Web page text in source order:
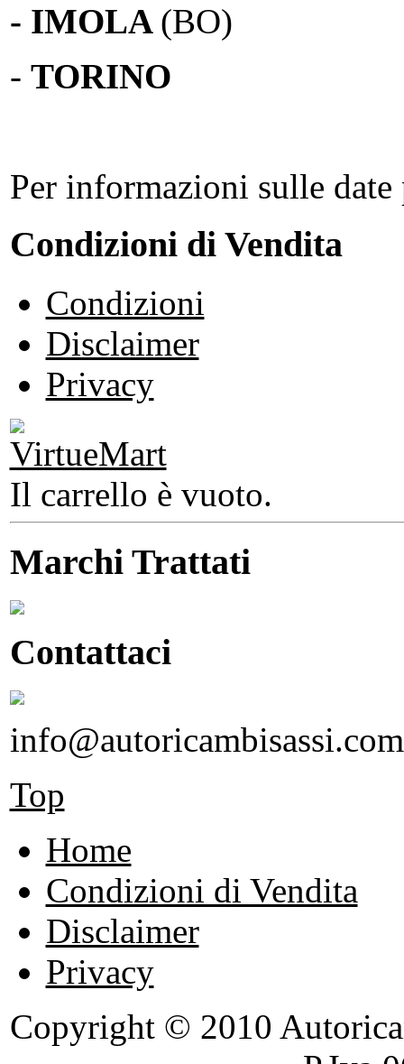
- IMOLA (BO)
- TORINO
Per informazioni sulle
Condizioni di Vendita
Condizioni
Disclaimer
Privacy
Il carrello è vuoto.
Marchi Trattati
Contattaci
info@autoricambisassi.com
Top
Home
Condizioni di Vendita
Disclaimer
Privacy
Copyright © 2010